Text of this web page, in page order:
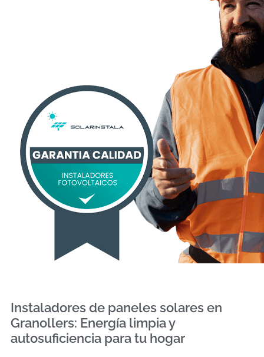
Instaladores de paneles solares en
Granollers: Energía limpia y
autosuficiencia para tu hogar